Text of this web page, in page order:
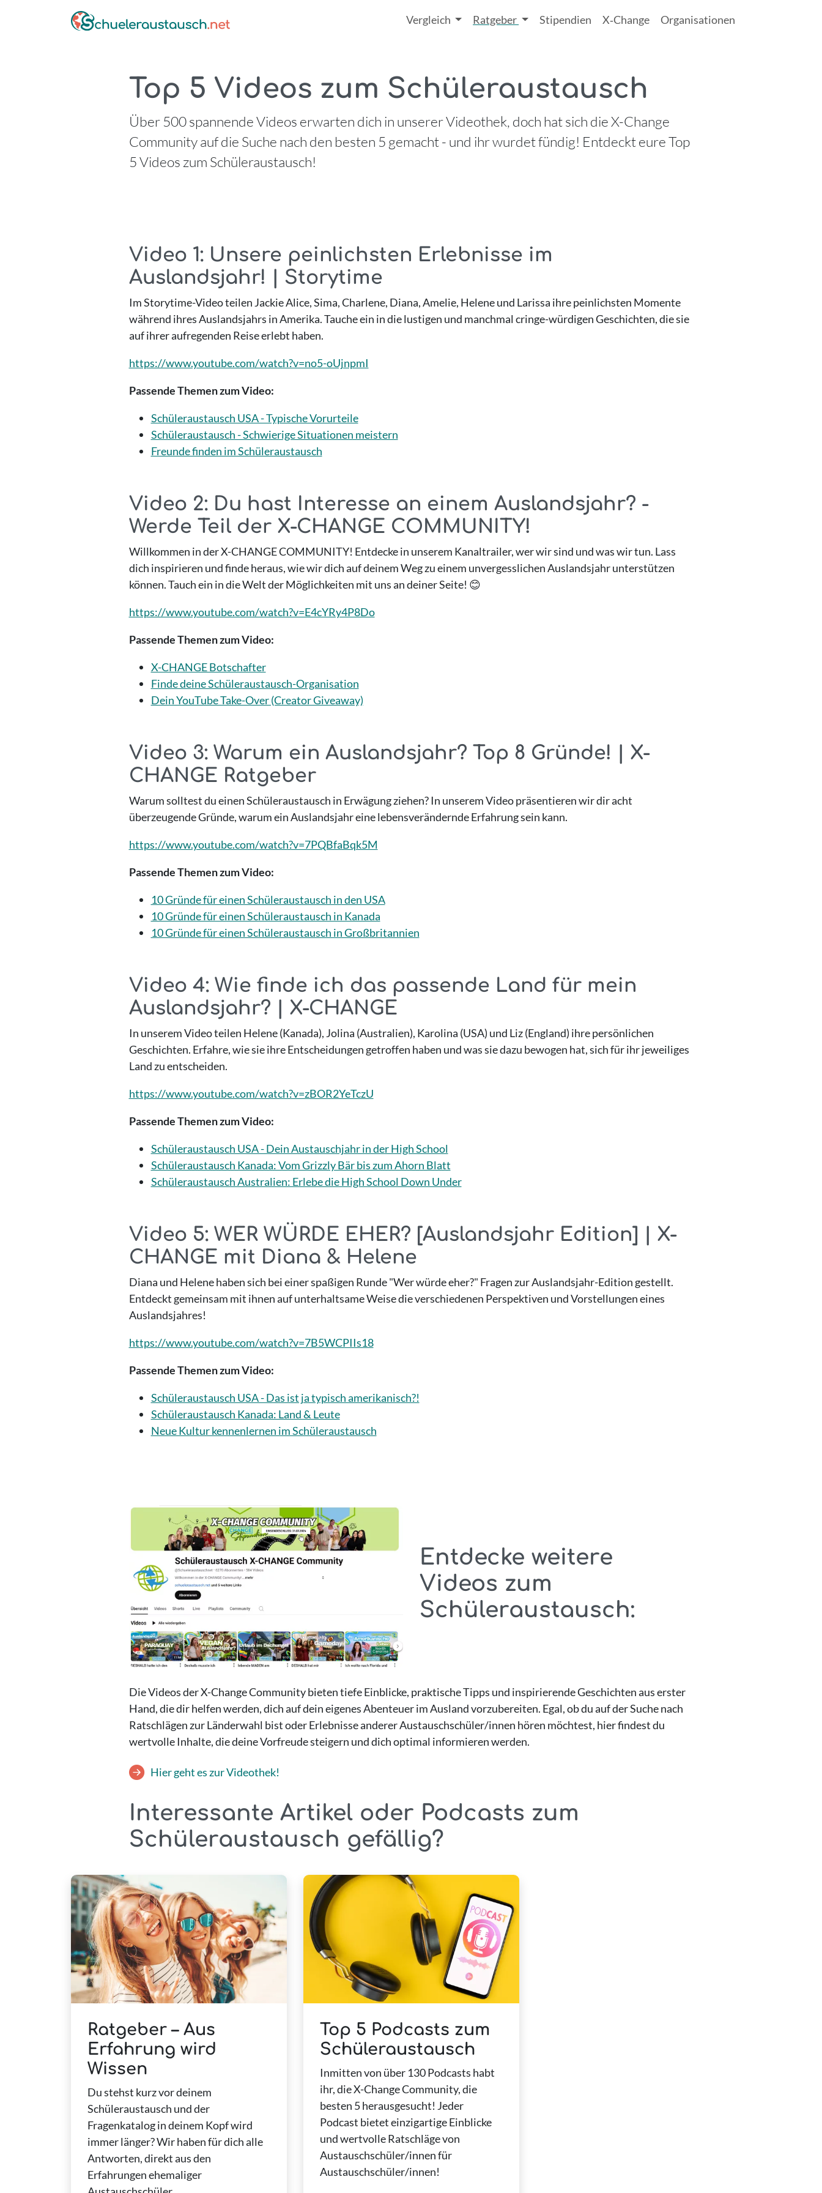
Vergleich Ratgeber Stipendien X‑Change Organisationen
Top 5 Videos zum Schüleraustausch
Über 500 spannende Videos erwarten dich in unserer Videothek, doch hat sich die X-Change
Community auf die Suche nach den besten 5 gemacht - und ihr wurdet fündig! Entdeckt eure Top
5 Videos zum Schüleraustausch!
Video 1: Unsere peinlichsten Erlebnisse im
Auslandsjahr! | Storytime
Im Storytime-Video teilen Jackie Alice, Sima, Charlene, Diana, Amelie, Helene und Larissa ihre peinlichsten Momente
während ihres Auslandsjahrs in Amerika. Tauche ein in die lustigen und manchmal cringe-würdigen Geschichten, die sie
auf ihrer aufregenden Reise erlebt haben.
https://www.youtube.com/watch?v=no5-oUjnpmI
Passende Themen zum Video:
Schüleraustausch USA - Typische Vorurteile
Schüleraustausch - Schwierige Situationen meistern
Freunde finden im Schüleraustausch
Video 2: Du hast Interesse an einem Auslandsjahr? -
Werde Teil der X-CHANGE COMMUNITY!
Willkommen in der X-CHANGE COMMUNITY! Entdecke in unserem Kanaltrailer, wer wir sind und was wir tun. Lass
dich inspirieren und finde heraus, wie wir dich auf deinem Weg zu einem unvergesslichen Auslandsjahr unterstützen
können. Tauch ein in die Welt der Möglichkeiten mit uns an deiner Seite! 😊
https://www.youtube.com/watch?v=E4cYRy4P8Do
Passende Themen zum Video:
X-CHANGE Botschafter
Finde deine Schüleraustausch-Organisation
Dein YouTube Take-Over (Creator Giveaway)
Video 3: Warum ein Auslandsjahr? Top 8 Gründe! | X-
CHANGE Ratgeber
Warum solltest du einen Schüleraustausch in Erwägung ziehen? In unserem Video präsentieren wir dir acht
überzeugende Gründe, warum ein Auslandsjahr eine lebensverändernde Erfahrung sein kann.
https://www.youtube.com/watch?v=7PQBfaBqk5M
Passende Themen zum Video:
10 Gründe für einen Schüleraustausch in den USA
10 Gründe für einen Schüleraustausch in Kanada
10 Gründe für einen Schüleraustausch in Großbritannien
Video 4: Wie finde ich das passende Land für mein
Auslandsjahr? | X-CHANGE
In unserem Video teilen Helene (Kanada), Jolina (Australien), Karolina (USA) und Liz (England) ihre persönlichen
Geschichten. Erfahre, wie sie ihre Entscheidungen getroffen haben und was sie dazu bewogen hat, sich für ihr jeweiliges
Land zu entscheiden.
https://www.youtube.com/watch?v=zBOR2YeTczU
Passende Themen zum Video:
Schüleraustausch USA - Dein Austauschjahr in der High School
Schüleraustausch Kanada: Vom Grizzly Bär bis zum Ahorn Blatt
Schüleraustausch Australien: Erlebe die High School Down Under
Video 5: WER WÜRDE EHER? [Auslandsjahr Edition] | X-
CHANGE mit Diana & Helene
Diana und Helene haben sich bei einer spaßigen Runde "Wer würde eher?" Fragen zur Auslandsjahr-Edition gestellt.
Entdeckt gemeinsam mit ihnen auf unterhaltsame Weise die verschiedenen Perspektiven und Vorstellungen eines
Auslandsjahres!
https://www.youtube.com/watch?v=7B5WCPIIs18
Passende Themen zum Video:
Schüleraustausch USA - Das ist ja typisch amerikanisch?!
Schüleraustausch Kanada: Land & Leute
Neue Kultur kennenlernen im Schüleraustausch
Entdecke weitere
Videos zum
Schüleraustausch:
Die Videos der X-Change Community bieten tiefe Einblicke, praktische Tipps und inspirierende Geschichten aus erster
Hand, die dir helfen werden, dich auf dein eigenes Abenteuer im Ausland vorzubereiten. Egal, ob du auf der Suche nach
Ratschlägen zur Länderwahl bist oder Erlebnisse anderer Austauschschüler/innen hören möchtest, hier findest du
wertvolle Inhalte, die deine Vorfreude steigern und dich optimal informieren werden.
Hier geht es zur Videothek!
Interessante Artikel oder Podcasts zum
Schüleraustausch gefällig?
Ratgeber – Aus
Erfahrung wird
Wissen
Du stehst kurz vor deinem
Schüleraustausch und der
Fragenkatalog in deinem Kopf wird
immer länger? Wir haben für dich alle
Antworten, direkt aus den
Erfahrungen ehemaliger
Top 5 Podcasts zum
Schüleraustausch
Inmitten von über 130 Podcasts habt
ihr, die X-Change Community, die
besten 5 herausgesucht! Jeder
Podcast bietet einzigartige Einblicke
und wertvolle Ratschläge von
Austauschschüler/innen für
Austauschschüler/innen!